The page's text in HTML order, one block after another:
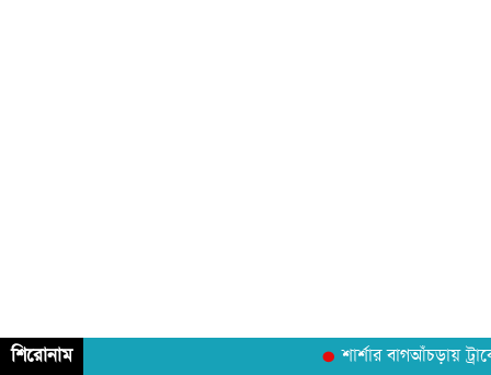
শিরোনাম শার্শার বাগআঁচড়ায়